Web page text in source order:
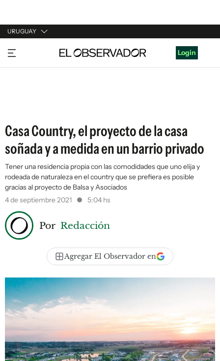
URUGUAY
URUGUAY
ARGENTINA
Login
Casa Country, el proyecto de la casa
soñada y a medida en un barrio privado
Tener una residencia propia con las comodidades que uno elija y
rodeada de naturaleza en el country que se prefiera es posible
gracias al proyecto de Balsa y Asociados
4 de septiembre 2021
5:04 hs
Por Redacción
Agregar El Observador en